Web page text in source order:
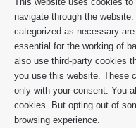
navigate through the
categorized as necessary
essential for the working of
also use third-party cookies
you use this website. These
only with your consent. You
cookies. But opting out of
browsing experience.